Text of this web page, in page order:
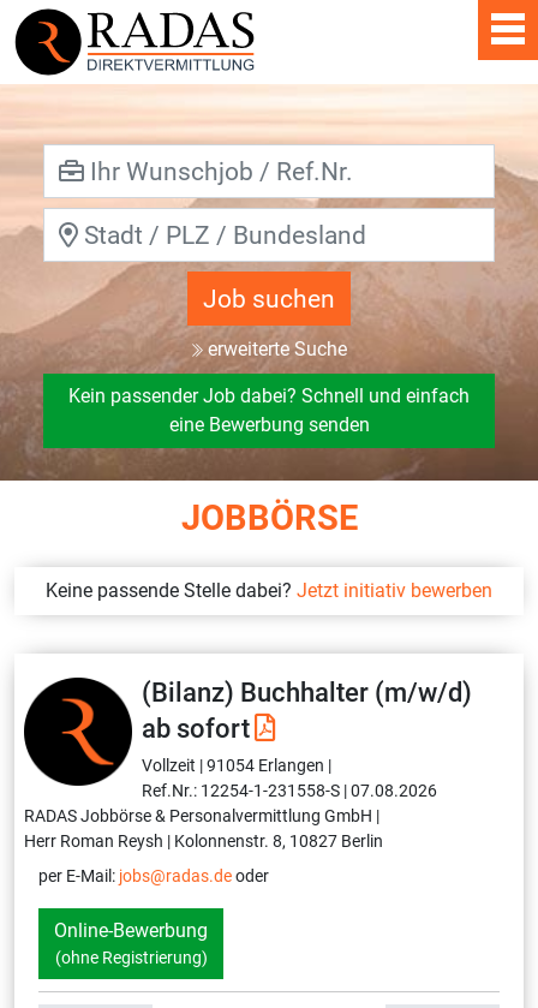
Job suchen
erweiterte Suche
Kein passender Job dabei? Schnell und einfach
eine Bewerbung senden
JOBBÖRSE
Keine passende Stelle dabei? Jetzt initiativ bewerben
(Bilanz) Buchhalter (m/w/d)
ab sofort
Vollzeit |91054 Erlangen |
Ref.Nr.: 12254-1-231558-S |07.08.2026
RADAS Jobbörse & Personalvermittlung GmbH |
Herr Roman Reysh | Kolonnenstr. 8, 10827 Berlin
per E-Mail: jobs@radas.deoder
Online-Bewerbung
(ohne Registrierung)